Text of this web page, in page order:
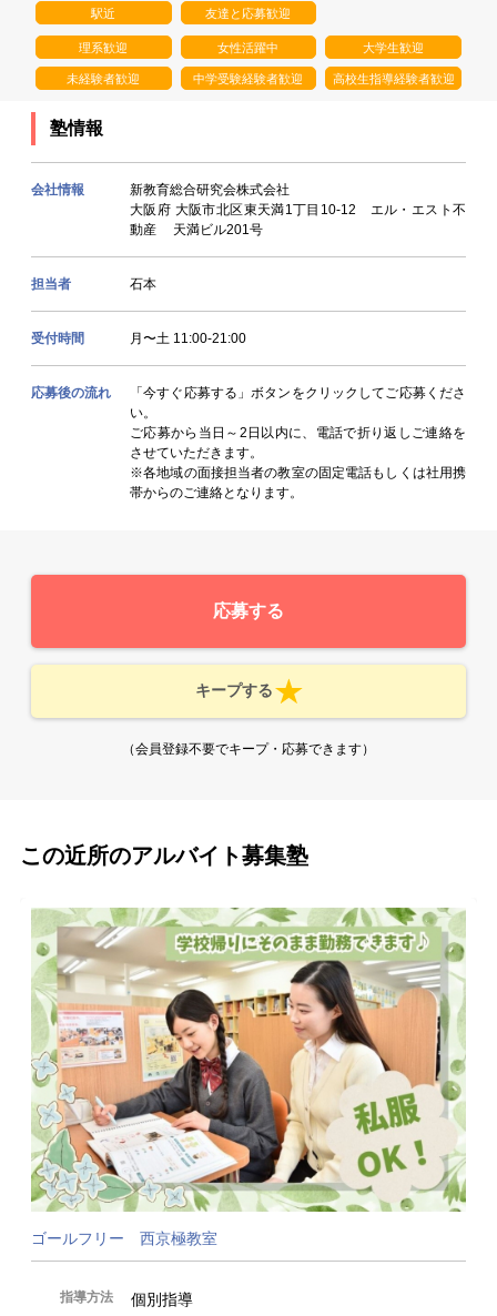
駅近 友達と応募歓迎
理系歓迎 女性活躍中 大学生歓迎
未経験者歓迎 中学受験経験者歓迎 高校生指導経験者歓迎
塾情報
会社情報
新教育総合研究会株式会社
大阪府 大阪市北区東天満1丁目10-12 エル・エスト不
動産 天満ビル201号
担当者 石本
受付時間 月〜土 11:00-21:00
応募後の流れ
「今すぐ応募する」ボタンをクリックしてご応募くださ
い。
ご応募から当日～2日以内に、電話で折り返しご連絡を
させていただきます。
※各地域の面接担当者の教室の固定電話もしくは社用携
帯からのご連絡となります。
応募する
キープする
（会員登録不要でキープ・応募できます）
この近所のアルバイト募集塾
ゴールフリー 西京極教室
指導方法 個別指導